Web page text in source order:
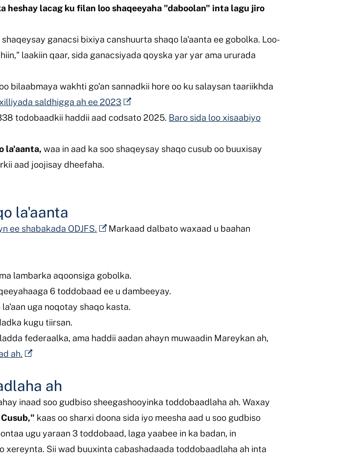
heshay lacag ku filan loo shaqeeyaha "daboolan" inta lagu jiro
ganacsi bixiya canshuurta shaqo la'aanta ee gobolka. Loo-
laakiin qaar, sida ganacsiyada qoyska yar yar ama ururada
bilaabmaya wakhti go'an sannadkii hore oo ku salaysan taariikhda
saldhigga ah ee 2023
todobaadkii haddii aad codsato 2025. Baro sida loo xisaabiyo
la'aanta, waa in aad ka soo shaqeysay shaqo cusub oo buuxisay
aad joojisay dheefaha.
la'aanta
ee shabakada ODJFS.
Markaad dalbato waxaad u baahan
lambarka aqoonsiga gobolka.
6 toddobaad ee u dambeeyay.
uga noqotay shaqo kasta.
kugu tiirsan.
federaalka, ama haddii aadan ahayn muwaadin Mareykan ah,
ah.
ah
inaad soo gudbiso sheegashooyinka toddobaadlaha ah. Waxay
kaas oo sharxi doona sida iyo meesha aad u soo gudbiso
ugu yaraan 3 toddobaad, laga yaabee in ka badan, in
Sii wad buuxinta cabashadaada toddobaadlaha ah inta